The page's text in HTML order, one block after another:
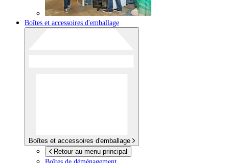
Boîtes et accessoires d'emballage
Boîtes et accessoires d'emballage
Retour au menu principal
Boîtes de déménagement